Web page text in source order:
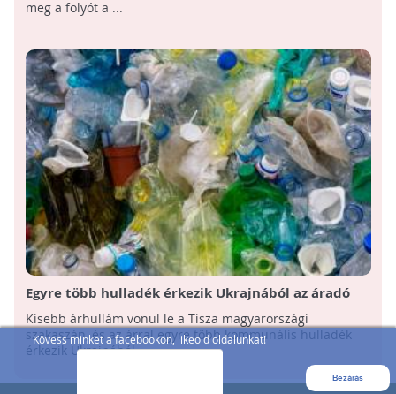
Kövess minket a facebookon, likeold oldalunkat!
Bezárás
meg a folyót a ...
Egyre több hulladék érkezik Ukrajnából az áradó
Tiszán
Kisebb árhullám vonul le a Tisza magyarországi
szakaszán, és az árral egyre több kommunális hulladék
érkezik Ukrajnából - ...